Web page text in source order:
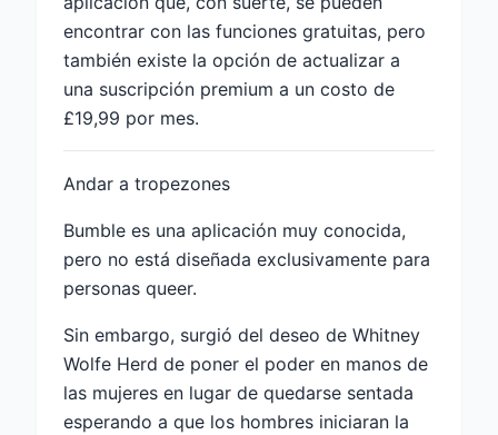
encontrar con las funciones gratuitas, pero
también existe la opción de actualizar a
una suscripción premium a un costo de
£19,99 por mes.
Andar a tropezones
Bumble es una aplicación muy conocida,
pero no está diseñada exclusivamente para
personas queer.
Sin embargo, surgió del deseo de Whitney
Wolfe Herd de poner el poder en manos de
las mujeres en lugar de quedarse sentada
esperando a que los hombres iniciaran la